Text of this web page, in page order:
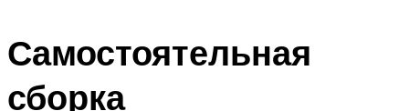
Самостоятельная
сборка